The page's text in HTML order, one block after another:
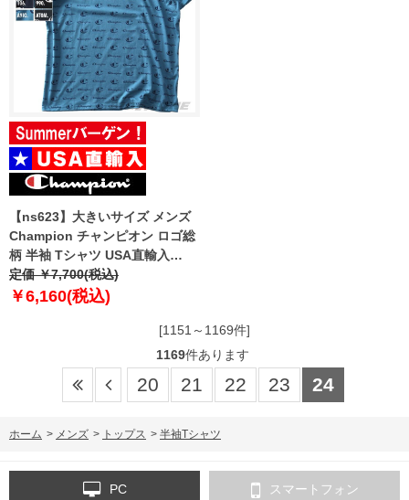
【ns623】大きいサイズ メンズ
Champion チャンピオン ロゴ総
柄 半袖 Tシャツ USA直輸入
t5747p
定価 ￥7,700(税込)
￥6,160(税込)
[1151～1169件]
1169件あります
20 21 22 23 24
ホーム > メンズ > トップス > 半袖Tシャツ
PC スマートフォン